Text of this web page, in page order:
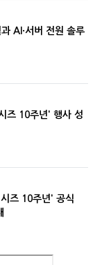
AI·서버 전원 솔루
즈 10주년' 행사 성
즈 10주년' 공식